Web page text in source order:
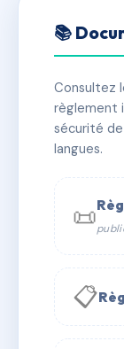
Les
✓ Immatriculée
📞
📚
Consultez
règlement
sécurité
langues.
📜
📋